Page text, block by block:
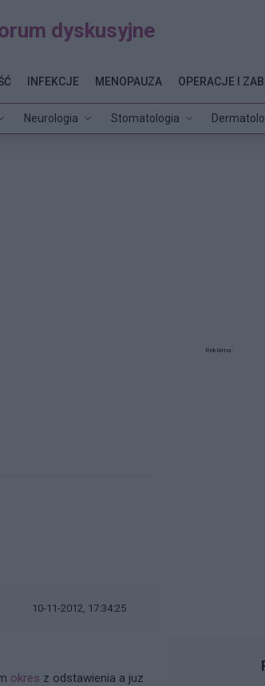
dyskusyjne
Neurologia Stomatologia
INFEKCJE MENOPAUZA OPERACJE I
10-11-2012, 17:34:25
okres z odstawienia a juz
Reklama: